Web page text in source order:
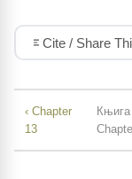
Cite / Share
‹ Chapter
13
Књига